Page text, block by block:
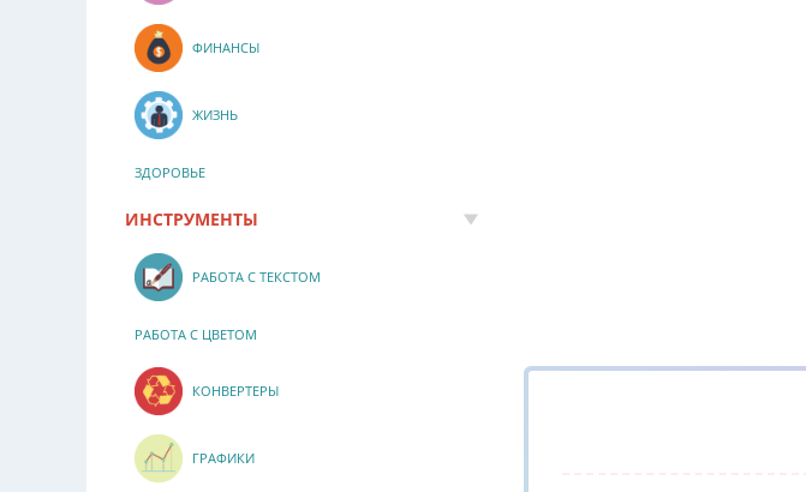
ФИНАНСЫ
ЖИЗНЬ
ЗДОРОВЬЕ
ИНСТРУМЕНТЫ
РАБОТА С ТЕКСТОМ
РАБОТА С ЦВЕТОМ
КОНВЕРТЕРЫ
ГРАФИКИ